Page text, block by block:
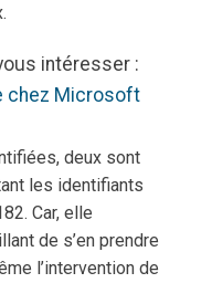
intéresser :
chez Microsoft
deux sont
les identifiants
Car, elle
de s’en prendre
l’intervention de